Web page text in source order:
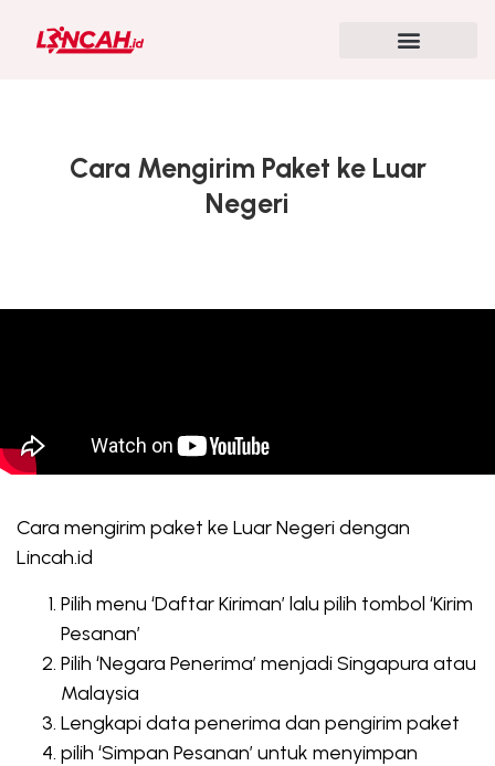
Cara Mengirim Paket ke Luar
Negeri
Cara mengirim paket ke Luar Negeri dengan
Lincah.id
Pilih menu ‘Daftar Kiriman’ lalu pilih tombol ‘Kirim
Pesanan’
Pilih ‘Negara Penerima’ menjadi Singapura atau
Malaysia
Lengkapi data penerima dan pengirim paket
pilih ‘Simpan Pesanan’ untuk menyimpan